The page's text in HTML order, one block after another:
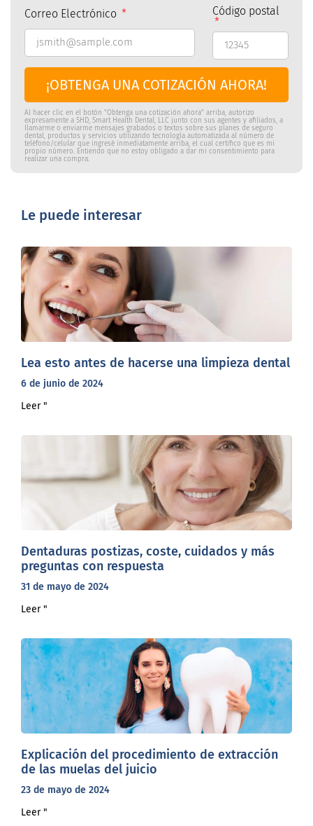
Correo Electrónico Código postal
¡OBTENGA UNA COTIZACIÓN AHORA!
Al hacer clic en el botón "Obtenga una cotización ahora" arriba, autorizo
expresamente a SHD, Smart Health Dental, LLC junto con sus agentes y afiliados, a
llamarme o enviarme mensajes grabados o textos sobre sus planes de seguro
dental, productos y servicios utilizando tecnología automatizada al número de
teléfono/celular que ingresé inmediatamente arriba, el cual certifico que es mi
propio número. Entiendo que no estoy obligado a dar mi consentimiento para
realizar una compra.
Le puede interesar
Lea esto antes de hacerse una limpieza dental
6 de junio de 2024
Leer "
Dentaduras postizas, coste, cuidados y más
preguntas con respuesta
31 de mayo de 2024
Leer "
Explicación del procedimiento de extracción
de las muelas del juicio
23 de mayo de 2024
Leer "